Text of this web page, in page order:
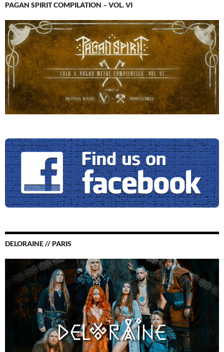
PAGAN SPIRIT COMPILATION – VOL. VI
DELORAINE // PARIS